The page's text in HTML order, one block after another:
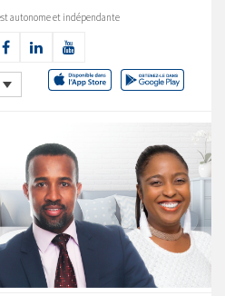
autonome et indépendante